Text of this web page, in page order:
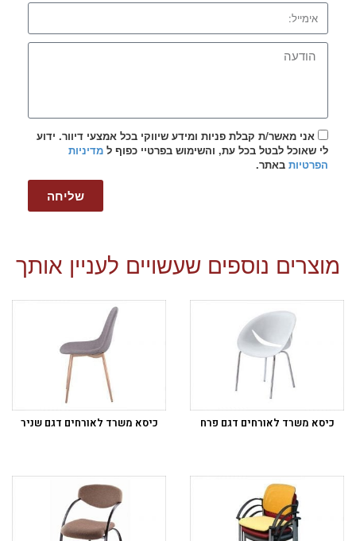
אני מאשר/ת קבלת פניות ומידע שיווקי בכל אמצעי דיוור. ידוע
לי שאוכל לבטל בכל עת, והשימוש בפרטיי כפוף ל מדיניות
הפרטיות באתר.
שליחה
מוצרים נוספים שעשויים לעניין אותך
כיסא משרד לאורחים דגם פרח כיסא משרד לאורחים דגם שניר